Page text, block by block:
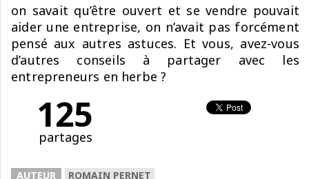
on savait qu’être ouvert et se vendre pouvait
aider une entreprise, on n’avait pas forcément
pensé aux autres astuces. Et vous, avez-vous
d’autres conseils à partager avec les
entrepreneurs en herbe ?
125
partages
AUTEUR ROMAIN PERNET